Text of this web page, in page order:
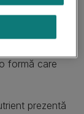
de nutrient
formă care
prezentă